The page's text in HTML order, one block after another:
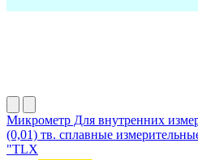
Микрометр Для внутренних
(0,01) тв. сплавные
"TLX